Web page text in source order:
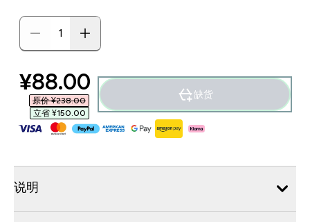
discounted price
¥88.00‎
原价 ¥238.00‎
立省 ¥150.00‎
缺货
说明